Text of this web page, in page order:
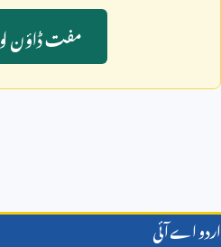
مفت ڈاؤن
اردو اے آئی